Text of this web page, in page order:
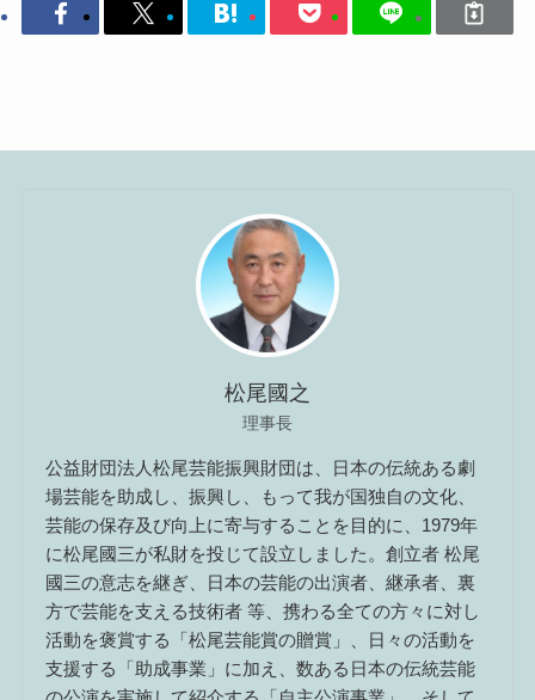
松尾國之
理事長
公益財団法人松尾芸能振興財団は、日本の伝統ある劇
場芸能を助成し、振興し、もって我が国独自の文化、
芸能の保存及び向上に寄与することを目的に、1979年
に松尾國三が私財を投じて設立しました。創立者 松尾
國三の意志を継ぎ、日本の芸能の出演者、継承者、裏
方で芸能を支える技術者 等、携わる全ての方々に対し
活動を褒賞する「松尾芸能賞の贈賞」、日々の活動を
支援する「助成事業」に加え、数ある日本の伝統芸能